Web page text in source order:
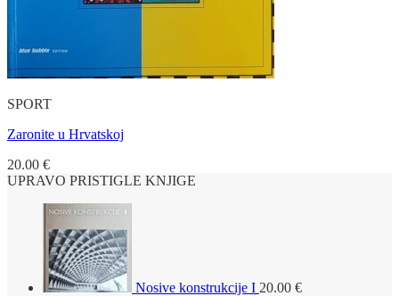
SPORT
Zaronite u Hrvatskoj
20.00 €
UPRAVO PRISTIGLE KNJIGE
Nosive konstrukcije I 20.00 €